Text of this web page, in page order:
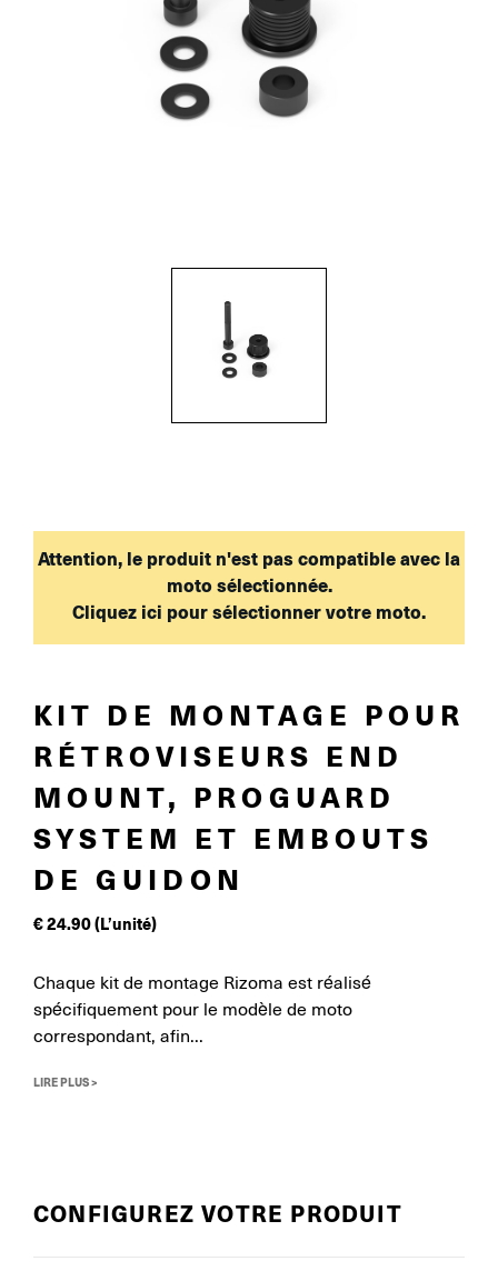
Attention, le produit n'est pas compatible avec la
moto sélectionnée.
Cliquez ici pour sélectionner votre moto.
KIT DE MONTAGE POUR
RÉTROVISEURS END
MOUNT, PROGUARD
SYSTEM ET EMBOUTS
DE GUIDON
€24.90(L’unité)
Chaque kit de montage Rizoma est réalisé
spécifiquement pour le modèle de moto
correspondant, afin...
LIRE PLUS >
CONFIGUREZ VOTRE PRODUIT